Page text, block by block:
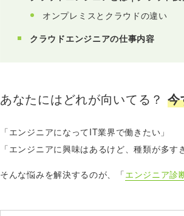
オンプレミスとクラウドの違い
クラウドエンジニアの仕事内容
あなたにはどれが向いてる？ 今
「エンジニアになってIT業界で働きたい」
「エンジニアに興味はあるけど、種類が多す
そんな悩みを解決するのが、「エンジニア診